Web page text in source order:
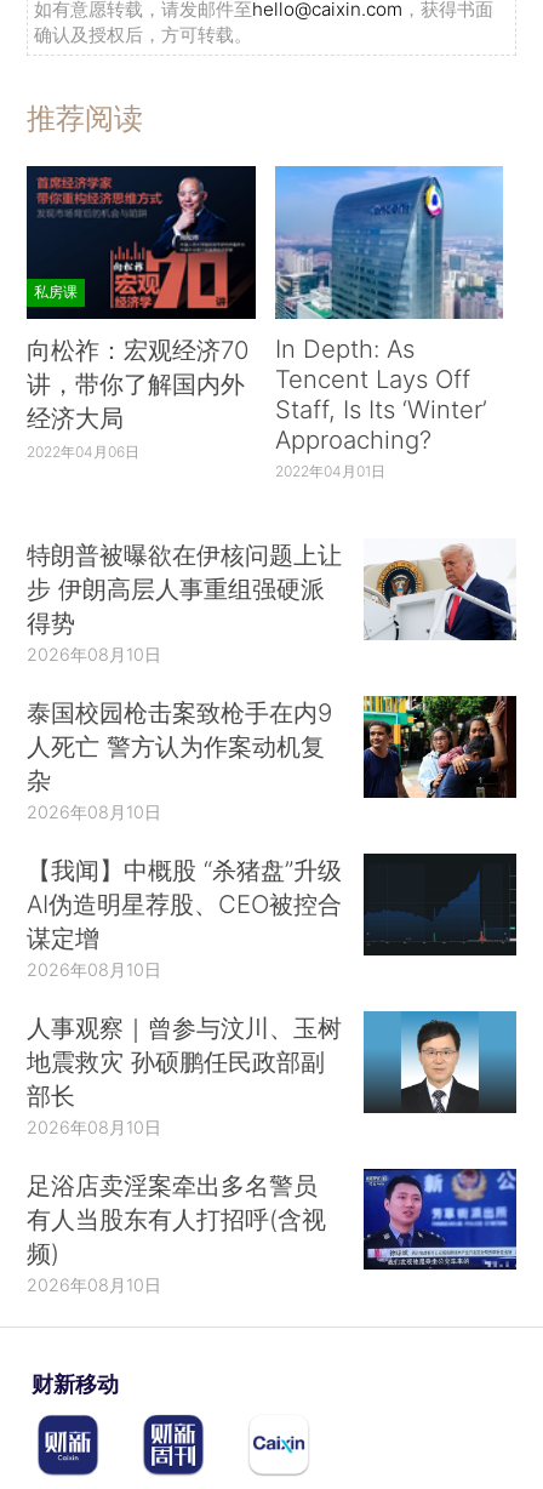
如有意愿转载，请发邮件至hello@caixin.com ，获得书面
确认及授权后，方可转载。
推荐阅读
私房课
向松祚：宏观经济70
讲，带你了解国内外
经济大局
2022年04月06日
In Depth: As
Tencent Lays Off
Staff, Is Its ‘Winter’
Approaching?
2022年04月01日
特朗普被曝欲在伊核问题上让
步 伊朗高层人事重组强硬派
得势
2026年08月10日
泰国校园枪击案致枪手在内9
人死亡 警方认为作案动机复
杂
2026年08月10日
【我闻】中概股 “杀猪盘”升级
AI伪造明星荐股、CEO被控合
谋定增
2026年08月10日
人事观察｜曾参与汶川、玉树
地震救灾 孙硕鹏任民政部副
部长
2026年08月10日
足浴店卖淫案牵出多名警员
有人当股东有人打招呼(含视
频)
2026年08月10日
财新移动